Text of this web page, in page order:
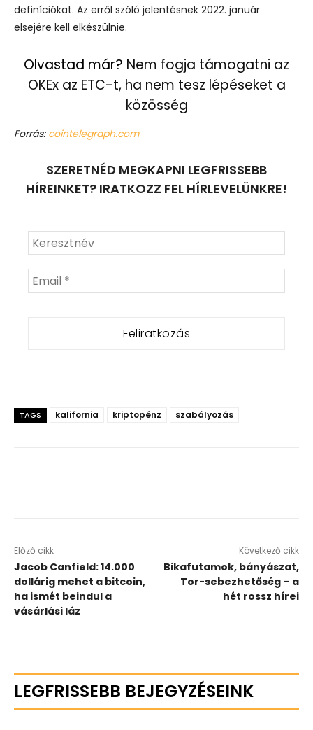
definíciókat. Az erről szóló jelentésnek 2022. január
elsejére kell elkészülnie.
Olvastad már? Nem fogja támogatni az
OKEx az ETC-t, ha nem tesz lépéseket a
közösség
Forrás: cointelegraph.com
SZERETNÉD MEGKAPNI LEGFRISSEBB
HÍREINKET? IRATKOZZ FEL HÍRLEVELÜNKRE!
TAGS kalifornia kriptopénz szabályozás
Előző cikk
Jacob Canfield: 14.000
dollárig mehet a bitcoin,
ha ismét beindul a
vásárlási láz
Következő cikk
Bikafutamok, bányászat,
Tor-sebezhetőség – a
hét rossz hírei
LEGFRISSEBB BEJEGYZÉSEINK